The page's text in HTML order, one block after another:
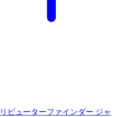
ビューターファインダー ジャ